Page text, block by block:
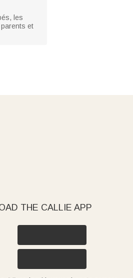
les
et
THE CALLIE APP